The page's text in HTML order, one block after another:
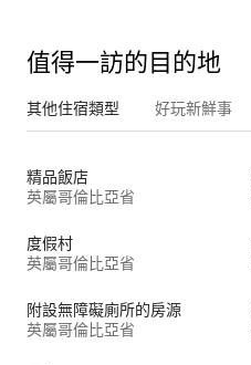
值得一訪的目的地
其他住宿類型 好玩新鮮事
精品飯店
英屬哥倫比亞省
度假村
英屬哥倫比亞省
附設無障礙廁所的房源
英屬哥倫比亞省